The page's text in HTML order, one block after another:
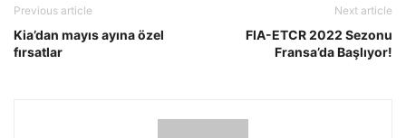
Previous article
Kia’dan mayıs ayına özel
fırsatlar
Next article
FIA-ETCR 2022 Sezonu
Fransa’da Başlıyor!